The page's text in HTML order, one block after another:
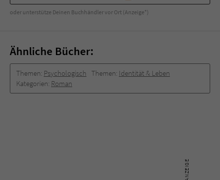
oder unterstütze Deinen Buchhändler vor Ort (Anzeige*)
Ähnliche Bücher:
Themen: Psychologisch Themen: Identität & Leben
Kategorien: Roman